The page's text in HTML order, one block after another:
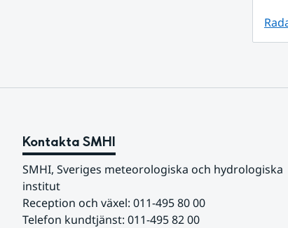
Kontakta SMHI
SMHI, Sveriges meteorologiska och hydrologiska
institut
Reception och växel: 011-495 80 00
Telefon kundtjänst: 011-495 82 00